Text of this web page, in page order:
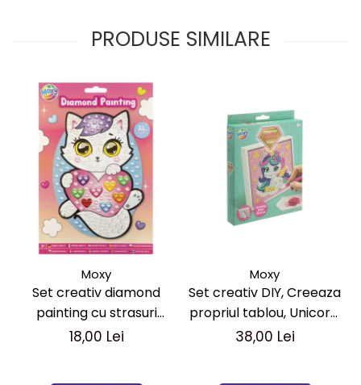
PRODUSE SIMILARE
Moxy
Set creativ diamond
painting cu strasuri
mari, A5
18,00 Lei
Moxy
Set creativ DIY, Creeaza
propriul tablou, Unicorn,
Moxy
38,00 Lei